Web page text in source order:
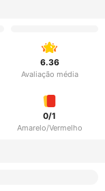
6.36
Avaliação média
0/1
Amarelo/Vermelho